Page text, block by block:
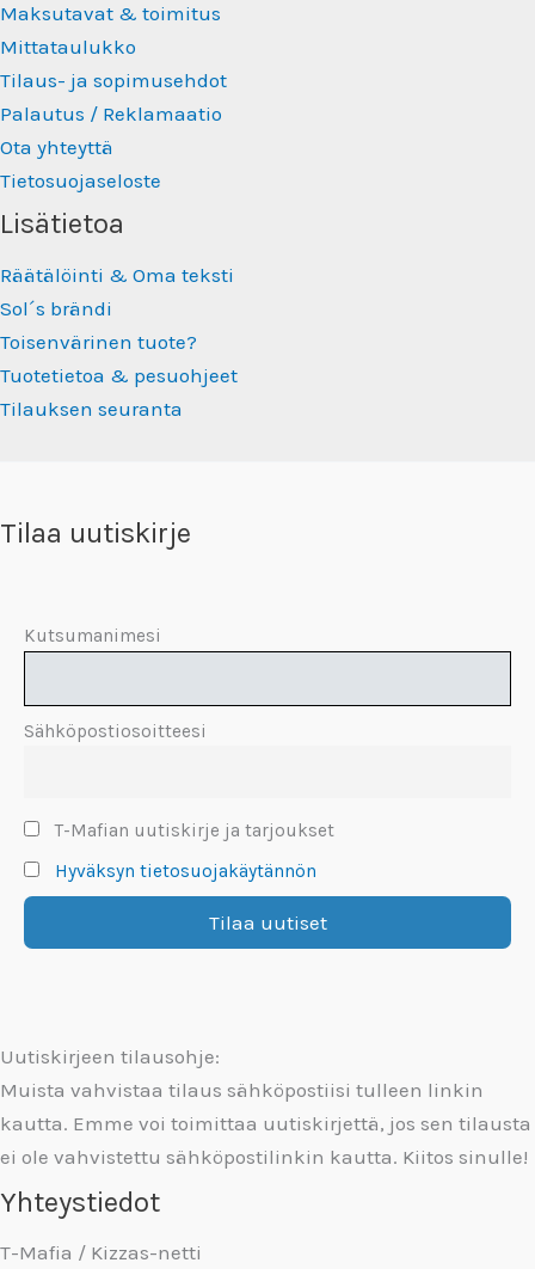
Maksutavat & toimitus
Mittataulukko
Tilaus- ja sopimusehdot
Palautus / Reklamaatio
Ota yhteyttä
Tietosuojaseloste
Lisätietoa
Räätälöinti & Oma teksti
Sol´s brändi
Toisenvärinen tuote?
Tuotetietoa & pesuohjeet
Tilauksen seuranta
Tilaa uutiskirje
Kutsumanimesi
Sähköpostiosoitteesi
T-Mafian uutiskirje ja tarjoukset
Hyväksyn tietosuojakäytännön
Uutiskirjeen tilausohje:
Muista vahvistaa tilaus sähköpostiisi tulleen linkin
kautta. Emme voi toimittaa uutiskirjettä, jos sen tilausta
ei ole vahvistettu sähköpostilinkin kautta. Kiitos sinulle!
Yhteystiedot
T-Mafia / Kizzas-netti